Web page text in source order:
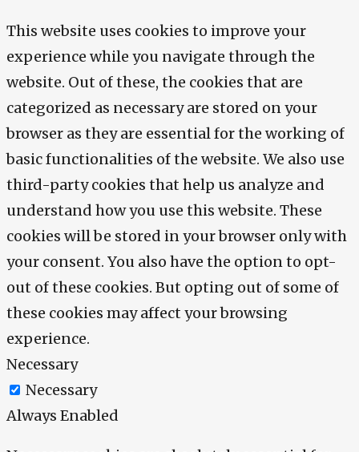
This website uses cookies to improve your
experience while you navigate through the
website. Out of these, the cookies that are
categorized as necessary are stored on your
browser as they are essential for the working of
basic functionalities of the website. We also use
third-party cookies that help us analyze and
understand how you use this website. These
cookies will be stored in your browser only with
your consent. You also have the option to opt-
out of these cookies. But opting out of some of
these cookies may affect your browsing
experience.
Necessary
Necessary
Always Enabled